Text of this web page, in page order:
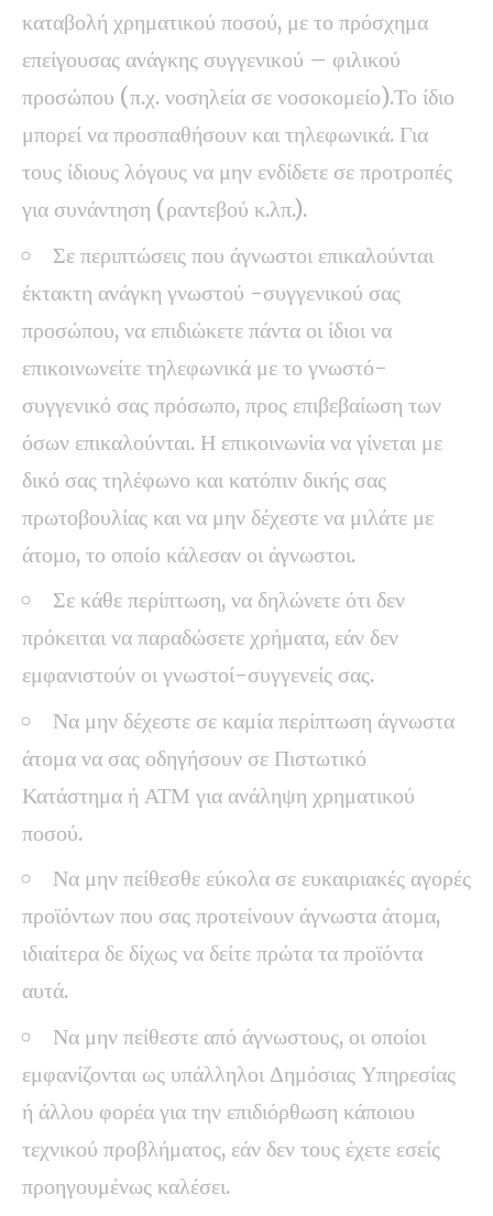
καταβολή χρηματικού ποσού, με το πρόσχημα
επείγουσας ανάγκης συγγενικού – φιλικού
προσώπου (π.χ. νοσηλεία σε νοσοκομείο).Το ίδιο
μπορεί να προσπαθήσουν και τηλεφωνικά. Για
τους ίδιους λόγους να μην ενδίδετε σε προτροπές
για συνάντηση (ραντεβού κ.λπ.).
Σε περιπτώσεις που άγνωστοι επικαλούνται
έκτακτη ανάγκη γνωστού -συγγενικού σας
προσώπου, να επιδιώκετε πάντα οι ίδιοι να
επικοινωνείτε τηλεφωνικά με το γνωστό-
συγγενικό σας πρόσωπο, προς επιβεβαίωση των
όσων επικαλούνται. Η επικοινωνία να γίνεται με
δικό σας τηλέφωνο και κατόπιν δικής σας
πρωτοβουλίας και να μην δέχεστε να μιλάτε με
άτομο, το οποίο κάλεσαν οι άγνωστοι.
Σε κάθε περίπτωση, να δηλώνετε ότι δεν
πρόκειται να παραδώσετε χρήματα, εάν δεν
εμφανιστούν οι γνωστοί-συγγενείς σας.
Να μην δέχεστε σε καμία περίπτωση άγνωστα
άτομα να σας οδηγήσουν σε Πιστωτικό
Κατάστημα ή ΑΤΜ για ανάληψη χρηματικού
ποσού.
Να μην πείθεσθε εύκολα σε ευκαιριακές αγορές
προϊόντων που σας προτείνουν άγνωστα άτομα,
ιδιαίτερα δε δίχως να δείτε πρώτα τα προϊόντα
αυτά.
Να μην πείθεστε από άγνωστους, οι οποίοι
εμφανίζονται ως υπάλληλοι Δημόσιας Υπηρεσίας
ή άλλου φορέα για την επιδιόρθωση κάποιου
τεχνικού προβλήματος, εάν δεν τους έχετε εσείς
προηγουμένως καλέσει.